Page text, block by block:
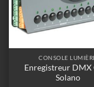
CONSOLE
Enregistreur DMX
Solano